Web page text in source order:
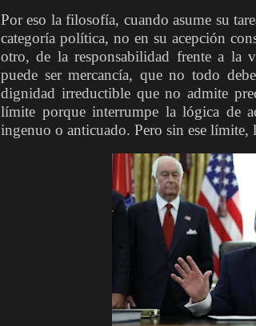
Por eso la filosofía, cuando asume su
categoría política, no en su acepción
otro, de la responsabilidad frente a la
puede ser mercancía, que no todo
dignidad irreductible que no admite
límite porque interrumpe la lógica de
ingenuo o anticuado. Pero sin ese